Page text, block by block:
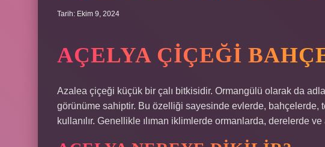
Tarih: Ekim 9, 2024
AÇELYA ÇIÇEĞI
Azalea çiçeği küçük bir çalı bitkisidir. Ormangülü olarak da
görünüme sahiptir. Bu özelliği sayesinde evlerde, bahçelerde,
kullanılır. Genellikle ılıman iklimlerde ormanlarda, derelerde